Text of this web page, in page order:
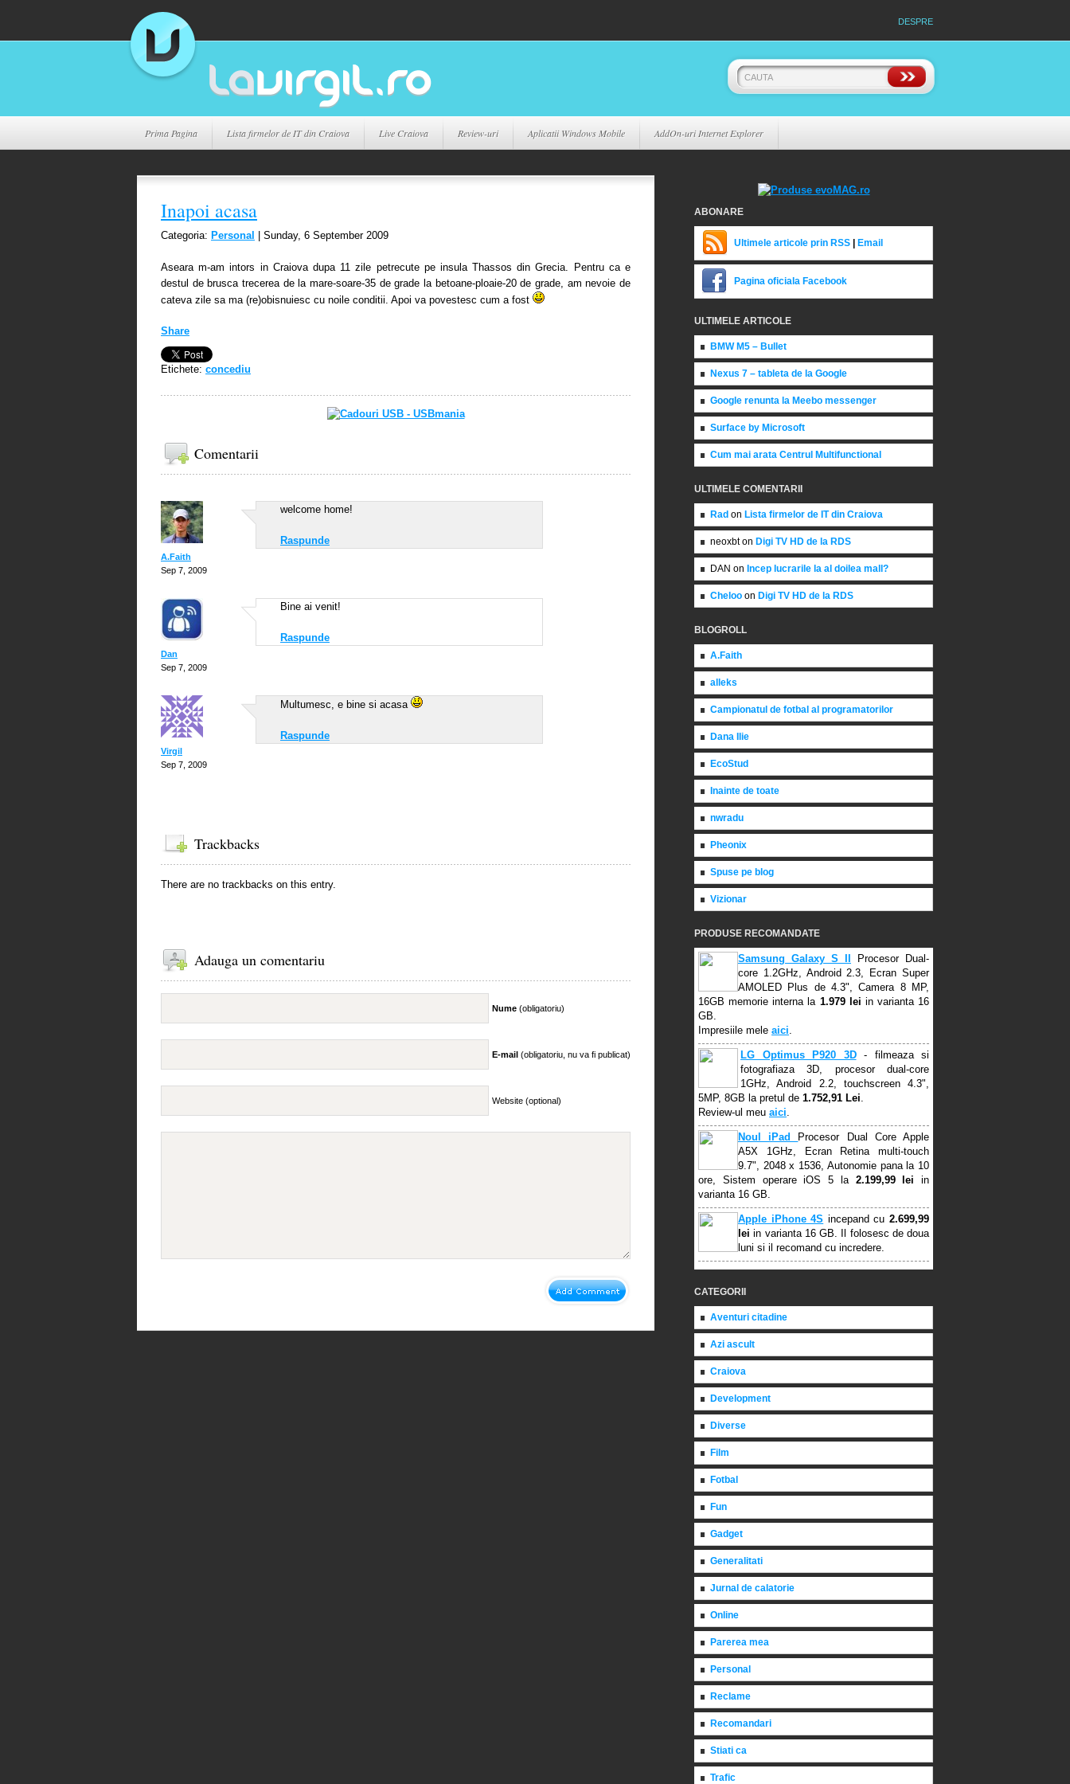
DESPRE
Prima Pagina Lista firmelor de IT din Craiova Live Craiova Review-uri Aplicatii Windows Mobile AddOn-uri Internet Explorer
Inapoi acasa
Categoria: Personal | Sunday, 6 September 2009
Aseara m-am intors in Craiova dupa 11 zile petrecute pe insula Thassos din Grecia. Pentru ca e
destul de brusca trecerea de la mare-soare-35 de grade la betoane-ploaie-20 de grade, am nevoie de
cateva zile sa ma (re)obisnuiesc cu noile conditii. Apoi va povestesc cum a fost
Share
Etichete: concediu
Comentarii
A.Faith
Sep 7, 2009
welcome home!
Raspunde
Dan
Sep 7, 2009
Bine ai venit!
Raspunde
Virgil
Sep 7, 2009
Multumesc, e bine si acasa
Raspunde
Trackbacks
There are no trackbacks on this entry.
Adauga un comentariu
Nume (obligatoriu)
E-mail (obligatoriu, nu va fi publicat)
Website (optional)
ABONARE
Ultimele articole prin RSS Email
Pagina oficiala Facebook
ULTIMELE ARTICOLE
BMW M5 – Bullet
Nexus 7 – tableta de la Google
Google renunta la Meebo messenger
Surface by Microsoft
Cum mai arata Centrul Multifunctional
ULTIMELE COMENTARII
Rad on Lista firmelor de IT din Craiova
neoxbt on Digi TV HD de la RDS
DAN on Incep lucrarile la al doilea mall?
Cheloo on Digi TV HD de la RDS
BLOGROLL
A.Faith
alleks
Campionatul de fotbal al programatorilor
Dana Ilie
EcoStud
Inainte de toate
nwradu
Pheonix
Spuse pe blog
Vizionar
PRODUSE RECOMANDATE
Samsung Galaxy S II
Procesor Dual-
core 1.2GHz, Android 2.3, Ecran Super
AMOLED Plus de 4.3", Camera 8 MP,
16GB memorie interna la 1.979 lei in varianta 16
GB.
Impresiile mele aici.
LG Optimus P920 3D- filmeaza si
fotografiaza 3D, procesor dual-core
1GHz, Android 2.2, touchscreen 4.3",
5MP, 8GB la pretul de 1.752,91 Lei.
Review-ul meu aici.
Noul iPad
Procesor Dual Core Apple
A5X 1GHz, Ecran Retina multi-touch
9.7", 2048 x 1536, Autonomie pana la 10
ore, Sistem operare iOS 5 la 2.199,99 lei in
varianta 16 GB.
Apple iPhone 4S incepand cu2.699,99
lei in varianta 16 GB. Il folosesc de doua
luni si il recomand cu incredere.
CATEGORII
Aventuri citadine
Azi ascult
Craiova
Development
Diverse
Film
Fotbal
Fun
Gadget
Generalitati
Jurnal de calatorie
Online
Parerea mea
Personal
Reclame
Recomandari
Stiati ca
Trafic